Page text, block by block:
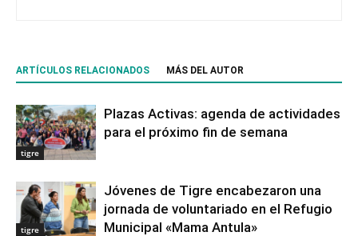
ARTÍCULOS RELACIONADOS MÁS DEL AUTOR
tigre
Plazas Activas: agenda de actividades
para el próximo fin de semana
tigre
Jóvenes de Tigre encabezaron una
jornada de voluntariado en el Refugio
Municipal «Mama Antula»